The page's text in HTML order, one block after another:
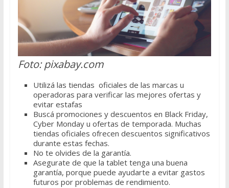
Foto: pixabay.com
Utilizá las tiendas oficiales de las marcas u
operadoras para verificar las mejores ofertas y
evitar estafas
Buscá promociones y descuentos en Black Friday,
Cyber Monday u ofertas de temporada. Muchas
tiendas oficiales ofrecen descuentos significativos
durante estas fechas.
No te olvides de la garantía.
Asegurate de que la tablet tenga una buena
garantía, porque puede ayudarte a evitar gastos
futuros por problemas de rendimiento.